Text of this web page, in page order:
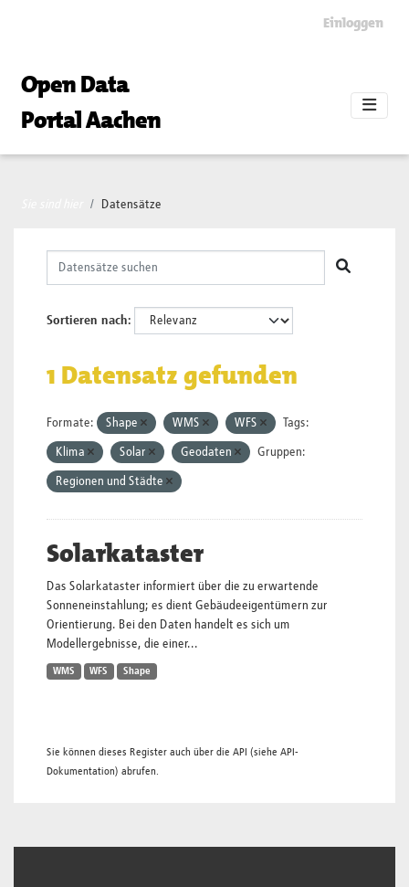
Einloggen
Open Data
Portal Aachen
Datensätze
Sortieren nach
1 Datensatz gefunden
Formate: Shape WMS WFS Tags:
Klima Solar Geodaten Gruppen:
Regionen und Städte
Solarkataster
Das Solarkataster informiert über die zu erwartende
Sonneneinstahlung; es dient Gebäudeeigentümern zur
Orientierung. Bei den Daten handelt es sich um
Modellergebnisse, die einer...
WMS WFS Shape
Sie können dieses Register auch über die API (siehe API-
Dokumentation) abrufen.